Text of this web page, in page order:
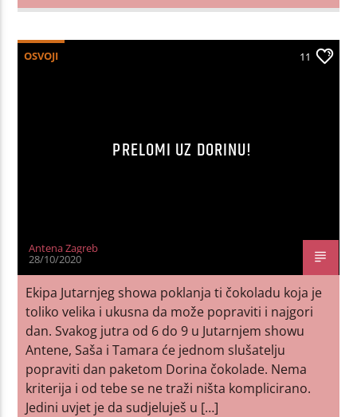
OSVOJI 11
PRELOMI UZ DORINU!
Antena Zagreb
28/10/2020
Ekipa Jutarnjeg showa poklanja ti čokoladu koja je
toliko velika i ukusna da može popraviti i najgori
dan. Svakog jutra od 6 do 9 u Jutarnjem showu
Antene, Saša i Tamara će jednom slušatelju
popraviti dan paketom Dorina čokolade. Nema
kriterija i od tebe se ne traži ništa komplicirano.
Jedini uvjet je da sudjeluješ u […]